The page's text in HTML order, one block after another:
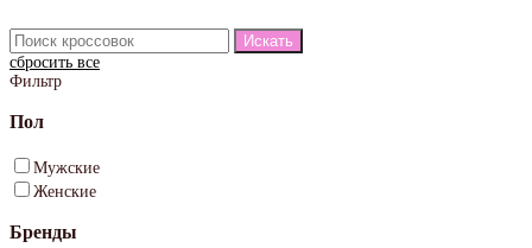
сбросить все
Фильтр
Пол
Мужские
Женские
Бренды